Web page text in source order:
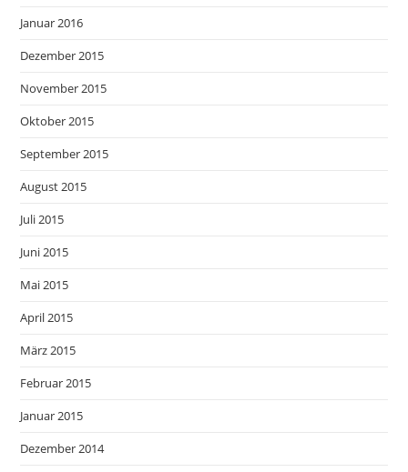
Januar 2016
Dezember 2015
November 2015
Oktober 2015
September 2015
August 2015
Juli 2015
Juni 2015
Mai 2015
April 2015
März 2015
Februar 2015
Januar 2015
Dezember 2014